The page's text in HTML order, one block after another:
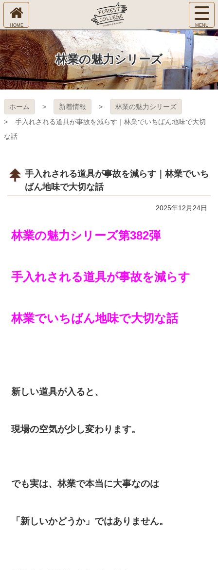
コ
テ
ン
ツ
本
文
へ
ス
プ
林業の魅力シリーズ
ホーム 新着情報
林業の魅力シリーズ
手入れされる道具が事故を減らす｜林業でいちばん地味で大切
な話
手入れされる道具が事故を減らす｜林業でいち
ばん地味で大切な話
2025年12月24日
林業の魅力シリーズ第382弾
手入れされる道具が事故を減らす
林業でいちばん地味で大切な話
新しい道具が入ると、
現場の空気が少し変わります。
でも実は、林業で本当に大事なのは
「新しいかどうか」ではありません。
㈱Ｆ
ＯＲ
ＥＳ
Ｔ Ｃ
ＯＬ
ＧＥ
ホ
ー
ム
へ
サ
イ
ト
ュ
ー
を
開